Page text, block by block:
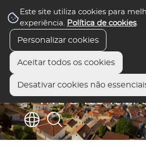
Este site utiliza cookies para
experiência. Política de cookies.
Personalizar cookies
Aceitar todos os cookies
Desativar cookies não